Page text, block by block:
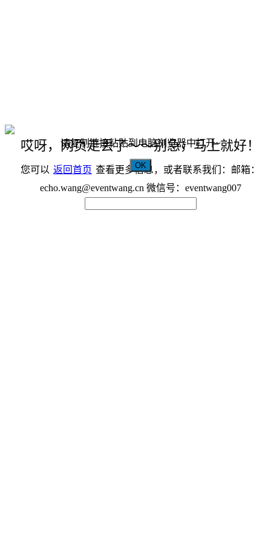
哎呀，网页走丢了～～别急，马上就好！
您可以 返回首页 查看更多信息，或者联系我们：邮箱：
echo.wang@eventwang.cn 微信号：eventwang007
请复制链接粘贴到电脑浏览器中打开~
OK